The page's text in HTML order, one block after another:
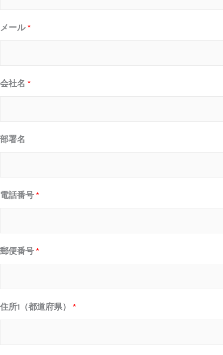
*メール*
会社名 *
部署名
電話番号 *
郵便番号 *
住所1（都道府県） *